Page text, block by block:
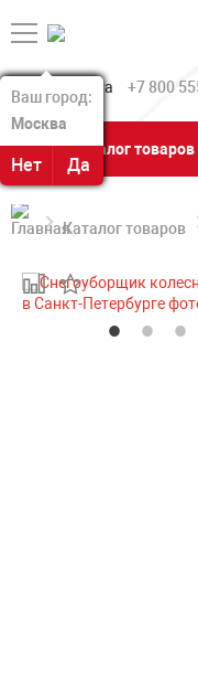
Ваш город:
Москва
Нет Да
Ваш город:
Москва
Нет Да
+7 800
Каталог товаров
Каталог товаров